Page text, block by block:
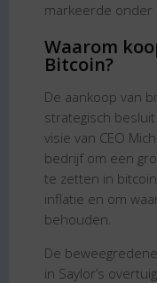
markeerde onder
Waarom
Bitcoin?
De aankoop van
strategisch
visie van CEO
bedrijf om een
te zetten in
inflatie en om
behouden.
De
in Saylor’s